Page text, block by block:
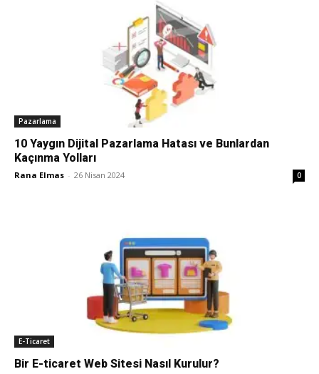
Tasarım,
Pazarlama
10 Yaygın Dijital Pazarlama Hatası ve Bunlardan
Kaçınma Yolları
Rana Elmas - 26 Nisan 2024 0
E-Ticaret
Bir E-ticaret Web Sitesi Nasıl Kurulur?